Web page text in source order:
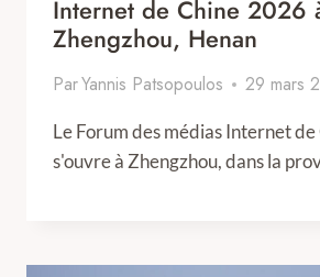
Internet de Chine 2026
Zhengzhou, Henan
ParYannis Patsopoulos 29 mars
Le Forum des médias Internet
s'ouvre à Zhengzhou, dans la